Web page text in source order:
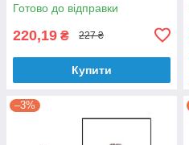
Готово до відправки
220,19 ₴ 227 ₴
Купити
–3%